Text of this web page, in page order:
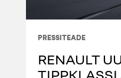
PRESSITEADE
RENAULT
TIPPKLASSI